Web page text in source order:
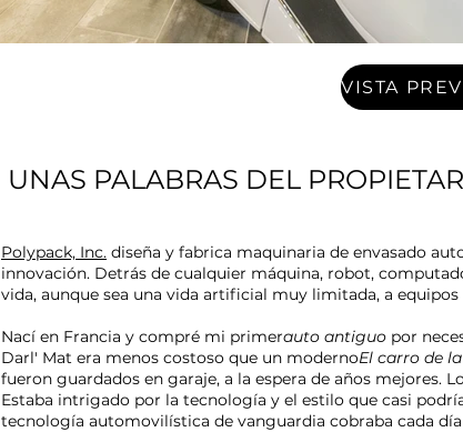
UNAS PALABRAS DEL
Polypack, Inc. diseña y fabrica maquinaria de envasado
innovación. Detrás de cualquier máquina, robot,
vida, aunque sea una vida artificial muy limitada, a
Nací en Francia y compré mi primerauto antiguo por
Darl' Mat era menos costoso que un modernoEl carro de
fueron guardados en garaje, a la espera de años mejores.
Estaba intrigado por la tecnología y el estilo que casi
tecnología automovilística de vanguardia cobraba cada